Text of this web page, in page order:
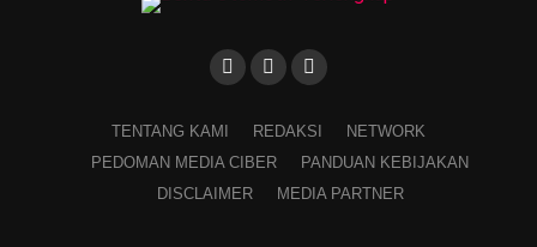
TENTANG KAMI REDAKSI
NETWORK
PEDOMAN MEDIA CIBER
PANDUAN KEBIJAKAN
DISCLAIMER
MEDIA PARTNER